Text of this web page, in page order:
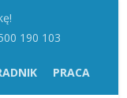
190 103
PRACA